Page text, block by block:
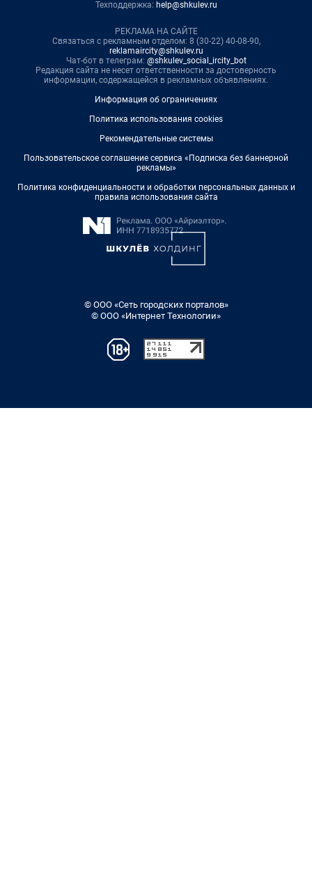
Техподдержка: help@shkulev.ru
РЕКЛАМА НА САЙТЕ
Связаться с рекламным отделом: 8 (30-22) 40-08-90,
reklamaircity@shkulev.ru
Чат-бот в телеграм: @shkulev_social_ircity_bot
Редакция сайта не несет ответственности за достоверность
информации, содержащейся в рекламных объявлениях.
Информация об ограничениях
Политика использования cookies
Рекомендательные системы
Пользовательское соглашение сервиса «Подписка без баннерной
рекламы»
Политика конфиденциальности и обработки персональных данных и
правила использования сайта
© ООО «Сеть городских порталов»
© ООО «Интернет Технологии»